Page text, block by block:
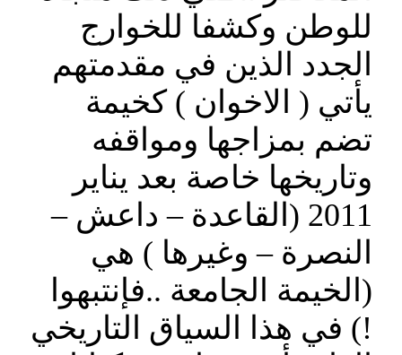
للوطن وكشفا للخوارج
الجدد الذين في مقدمتهم
يأتي ( الاخوان ) كخيمة
تضم بمزاجها ومواقفه
وتاريخها خاصة بعد يناير
2011 (القاعدة – داعش –
النصرة – وغيرها ) هي
(الخيمة الجامعة ..فإنتبهوا
!) في هذا السياق التاريخي